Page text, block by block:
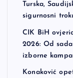
Turska,
sigurnosni
CIK BiH
2026: Od
izborne
Konaković